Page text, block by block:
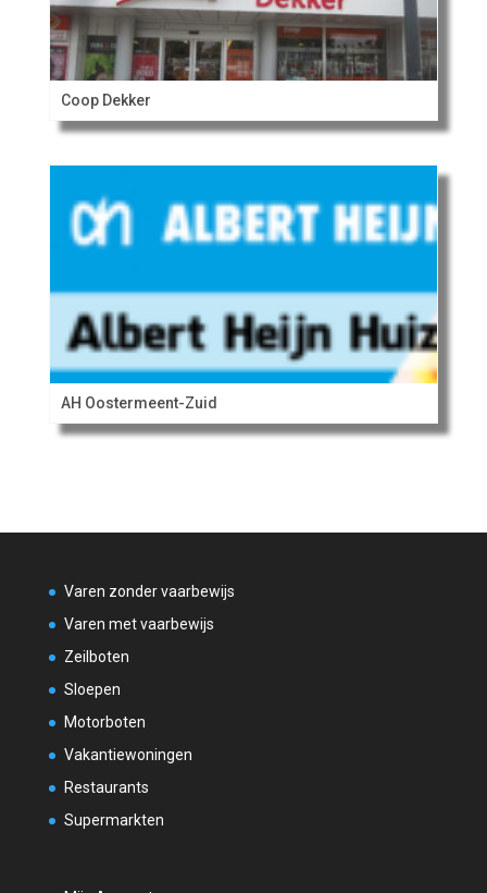
Coop Dekker
AH Oostermeent-Zuid
Varen zonder vaarbewijs
Varen met vaarbewijs
Zeilboten
Sloepen
Motorboten
Vakantiewoningen
Restaurants
Supermarkten